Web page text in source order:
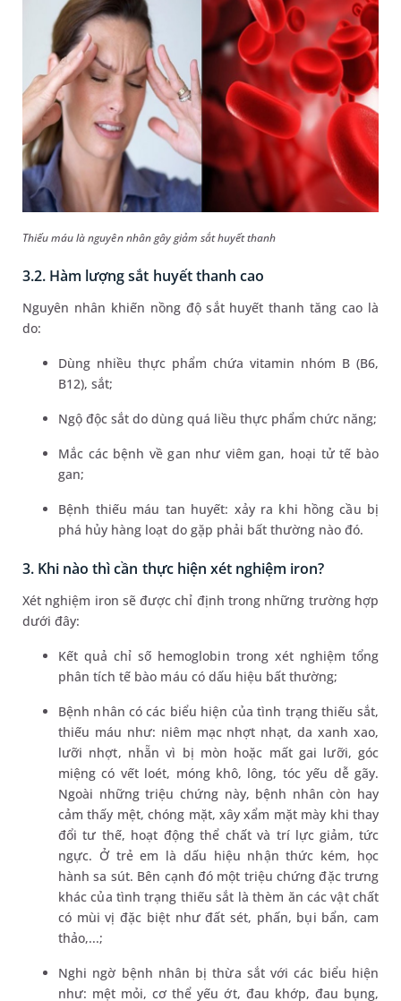
Thiếu máu là nguyên nhân gây giảm sắt huyết thanh
3.2. Hàm lượng sắt huyết thanh cao
Nguyên nhân khiến nồng độ sắt huyết thanh tăng cao là
do:
Dùng nhiều thực phẩm chứa vitamin nhóm B (B6,
B12), sắt;
Ngộ độc sắt do dùng quá liều thực phẩm chức năng;
Mắc các bệnh về gan như viêm gan, hoại tử tế bào
gan;
Bệnh thiếu máu tan huyết: xảy ra khi hồng cầu bị
phá hủy hàng loạt do gặp phải bất thường nào đó.
3. Khi nào thì cần thực hiện xét nghiệm iron?
Xét nghiệm iron sẽ được chỉ định trong những trường hợp
dưới đây:
Kết quả chỉ số hemoglobin trong xét nghiệm tổng
phân tích tế bào máu có dấu hiệu bất thường;
Bệnh nhân có các biểu hiện của tình trạng thiếu sắt,
thiếu máu như: niêm mạc nhợt nhạt, da xanh xao,
lưỡi nhợt, nhẵn vì bị mòn hoặc mất gai lưỡi, góc
miệng có vết loét, móng khô, lông, tóc yếu dễ gãy.
Ngoài những triệu chứng này, bệnh nhân còn hay
cảm thấy mệt, chóng mặt, xây xẩm mặt mày khi thay
đổi tư thế, hoạt động thể chất và trí lực giảm, tức
ngực. Ở trẻ em là dấu hiệu nhận thức kém, học
hành sa sút. Bên cạnh đó một triệu chứng đặc trưng
khác của tình trạng thiếu sắt là thèm ăn các vật chất
có mùi vị đặc biệt như đất sét, phấn, bụi bẩn, cam
thảo,...;
Nghi ngờ bệnh nhân bị thừa sắt với các biểu hiện
như: mệt mỏi, cơ thể yếu ớt, đau khớp, đau bụng,